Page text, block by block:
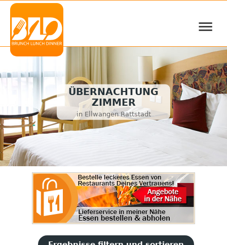
≡
ÜBERNACHTUNG
ZIMMER
in Ellwangen Rattstadt